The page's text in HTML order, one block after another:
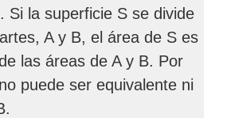
. Si la superficie S se divide
A y B, el área de S es
las áreas de A y B. Por
puede ser equivalente ni